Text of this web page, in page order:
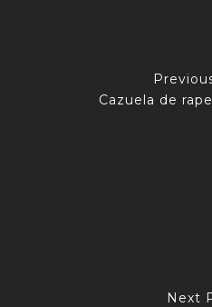
Cazuela de
Next